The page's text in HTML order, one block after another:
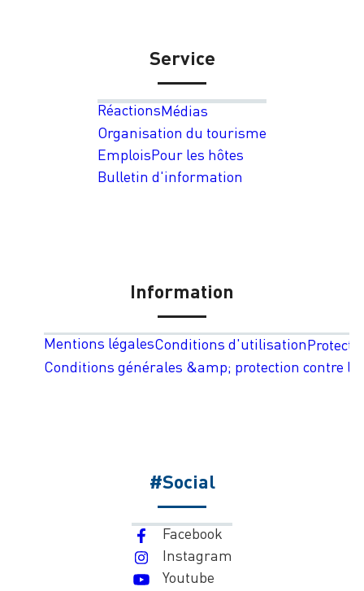
Service
RéactionsMédias
Organisation du tourisme
EmploisPour les hôtes
Bulletin d'information
Information
Mentions légalesConditions d'utilisation
Conditions générales &amp; protection contre
#Social
Facebook
Instagram
Youtube